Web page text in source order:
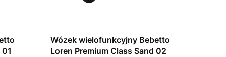
Wózek wielofunkcyjny Bebetto
Loren Premium Class Sand 02